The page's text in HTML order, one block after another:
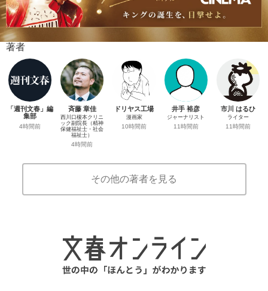
著者
「週刊文春」編
集部
4時間前
斉藤 章佳
西川口榎本クリニ
ック副院長（精神
保健福祉士・社会
福祉士）
4時間前
ドリヤス工場
漫画家
10時間前
井手 裕彦
ジャーナリスト
11時間前
市川 はるひ
ライター
11時間前
その他の著者を見る